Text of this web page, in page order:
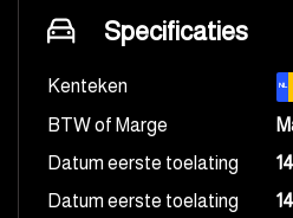
Specificaties
Kenteken NL
BTW of Marge
Datum eerste toelating
Datum eerste toelating